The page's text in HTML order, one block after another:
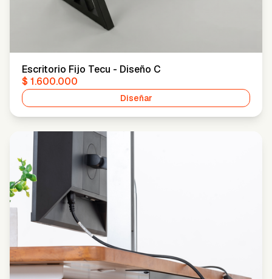
Escritorio Fijo Tecu - Diseño C
$ 1.600.000
Diseñar